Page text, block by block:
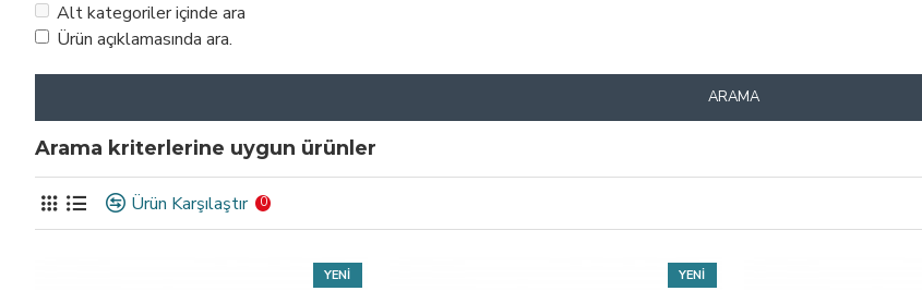
Alt kategoriler içinde ara
Ürün açıklamasında ara.
ARAMA
Arama kriterlerine uygun ürünler
Ürün Karşılaştır 0
YENI
YENI